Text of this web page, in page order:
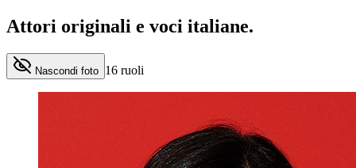
Attori originali e voci italiane.
Nascondi foto 16 ruoli